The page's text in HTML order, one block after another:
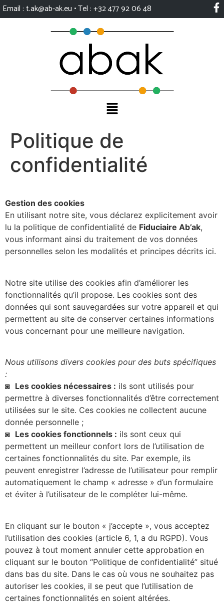
Email : t.ak@ab-ak.eu​​​​​​​ • Tel : +32 477 92 06 48
Politique de
confidentialité
Gestion des cookies
En utilisant notre site, vous déclarez explicitement avoir
lu la politique de confidentialité de Fiduciaire Ab’ak,
vous informant ainsi du traitement de vos données
personnelles selon les modalités et principes décrits ici.
Notre site utilise des cookies afin d’améliorer les
fonctionnalités qu’il propose. Les cookies sont des
données qui sont sauvegardées sur votre appareil et qui
permettent au site de conserver certaines informations
vous concernant pour une meilleure navigation.
Nous utilisons divers cookies pour des buts spécifiques
:
◙ Les cookies nécessaires : ils sont utilisés pour
permettre à diverses fonctionnalités d’être correctement
utilisées sur le site. Ces cookies ne collectent aucune
donnée personnelle ;
◙ Les cookies fonctionnels : ils sont ceux qui
permettent un meilleur confort lors de l’utilisation de
certaines fonctionnalités du site. Par exemple, ils
peuvent enregistrer l’adresse de l’utilisateur pour remplir
automatiquement le champ « adresse » d’un formulaire
et éviter à l’utilisateur de le compléter lui-même.
En cliquant sur le bouton « j’accepte », vous acceptez
l’utilisation des cookies (article 6, 1, a du RGPD). Vous
pouvez à tout moment annuler cette approbation en
cliquant sur le bouton “Politique de confidentialité” situé
dans bas du site. Dans le cas où vous ne souhaitez pas
autoriser les cookies, il se peut que l’utilisation de
certaines fonctionnalités en soient altérées.